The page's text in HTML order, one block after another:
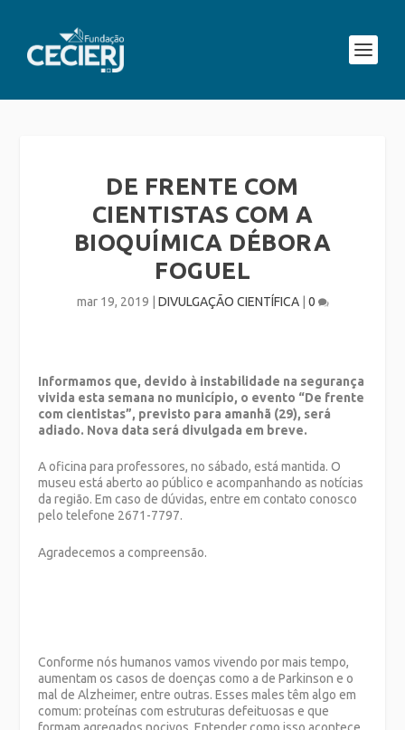
DE FRENTE COM
CIENTISTAS COM A
BIOQUÍMICA DÉBORA
FOGUEL
mar 19, 2019 DIVULGAÇÃO CIENTÍFICA| 0
Informamos que, devido à instabilidade na segurança
vivida esta semana no município, o evento “De frente
com cientistas”, previsto para amanhã (29), será
adiado. Nova data será divulgada em breve.
A oficina para professores, no sábado, está mantida. O
museu está aberto ao público e acompanhando as notícias
da região. Em caso de dúvidas, entre em contato conosco
pelo telefone 2671-7797.
Agradecemos a compreensão.
Conforme nós humanos vamos vivendo por mais tempo,
aumentam os casos de doenças como a de Parkinson e o
mal de Alzheimer, entre outras. Esses males têm algo em
comum: proteínas com estruturas defeituosas e que